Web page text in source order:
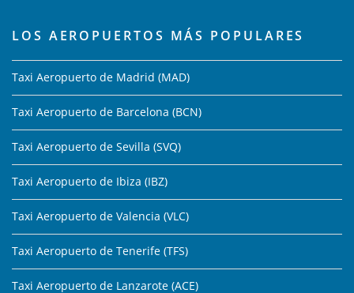
LOS AEROPUERTOS MÁS POPULARES
Taxi Aeropuerto de Madrid (MAD)
Taxi Aeropuerto de Barcelona (BCN)
Taxi Aeropuerto de Sevilla (SVQ)
Taxi Aeropuerto de Ibiza (IBZ)
Taxi Aeropuerto de Valencia (VLC)
Taxi Aeropuerto de Tenerife (TFS)
Taxi Aeropuerto de Lanzarote (ACE)